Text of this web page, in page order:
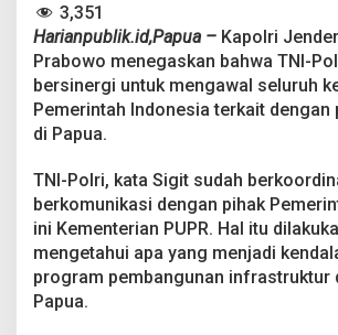
-
P
o
l
r
w
a
l
S
e
l
3,351
Harianpublik.id,Papua – Kapolri
Prabowo menegaskan bahwa TNI-
bersinergi untuk mengawal seluruh
Pemerintah Indonesia terkait dengan
di Papua.
TNI-Polri, kata Sigit sudah
berkomunikasi dengan pihak
ini Kementerian PUPR. Hal itu
mengetahui apa yang menjadi
program pembangunan infrastruktur
Papua.